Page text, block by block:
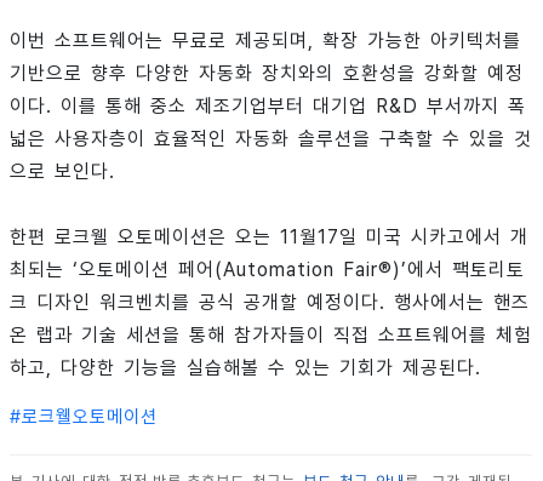
이번 소프트웨어는 무료로 제공되며, 확장 가능한 아키텍처를
기반으로 향후 다양한 자동화 장치와의 호환성을 강화할 예정
이다. 이를 통해 중소 제조기업부터 대기업 R&D 부서까지 폭
넓은 사용자층이 효율적인 자동화 솔루션을 구축할 수 있을 것
으로 보인다.
한편 로크웰 오토메이션은 오는 11월17일 미국 시카고에서 개
최되는 ‘오토메이션 페어(Automation Fair®)’에서 팩토리토
크 디자인 워크벤치를 공식 공개할 예정이다. 행사에서는 핸즈
온 랩과 기술 세션을 통해 참가자들이 직접 소프트웨어를 체험
하고, 다양한 기능을 실습해볼 수 있는 기회가 제공된다.
#로크웰오토메이션